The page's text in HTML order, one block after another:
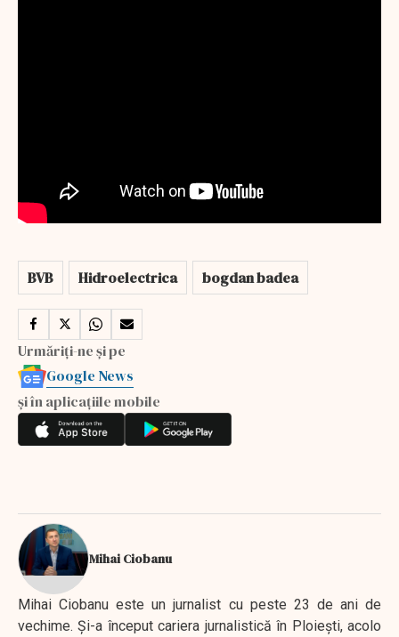
BVB Hidroelectrica bogdan badea
Urmăriți-ne și pe
Google News
și în aplicațiile mobile
Mihai Ciobanu
Mihai Ciobanu este un jurnalist cu peste 23 de ani de
vechime. Şi-a început cariera jurnalistică în Ploieşti, acolo